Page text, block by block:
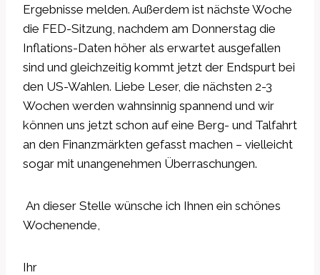
Ergebnisse melden. Außerdem ist nächste Woche
die FED-Sitzung, nachdem am Donnerstag die
Inflations-Daten höher als erwartet ausgefallen
sind und gleichzeitig kommt jetzt der Endspurt bei
den US-Wahlen. Liebe Leser, die nächsten 2-3
Wochen werden wahnsinnig spannend und wir
können uns jetzt schon auf eine Berg- und Talfahrt
an den Finanzmärkten gefasst machen – vielleicht
sogar mit unangenehmen Überraschungen.
An dieser Stelle wünsche ich Ihnen ein schönes
Wochenende,
Ihr